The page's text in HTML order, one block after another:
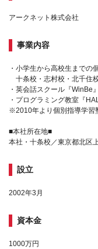
アークネット株式会社
事業内容
・小学生から高校生までの
十条校・志村校・北千住
・英会話スクール『WinBe
・プログラミング教室『
※2010年より個別指導学習
■本社所在地■
本社・十条校／東京都北区
設立
2002年3月
資本金
1000万円